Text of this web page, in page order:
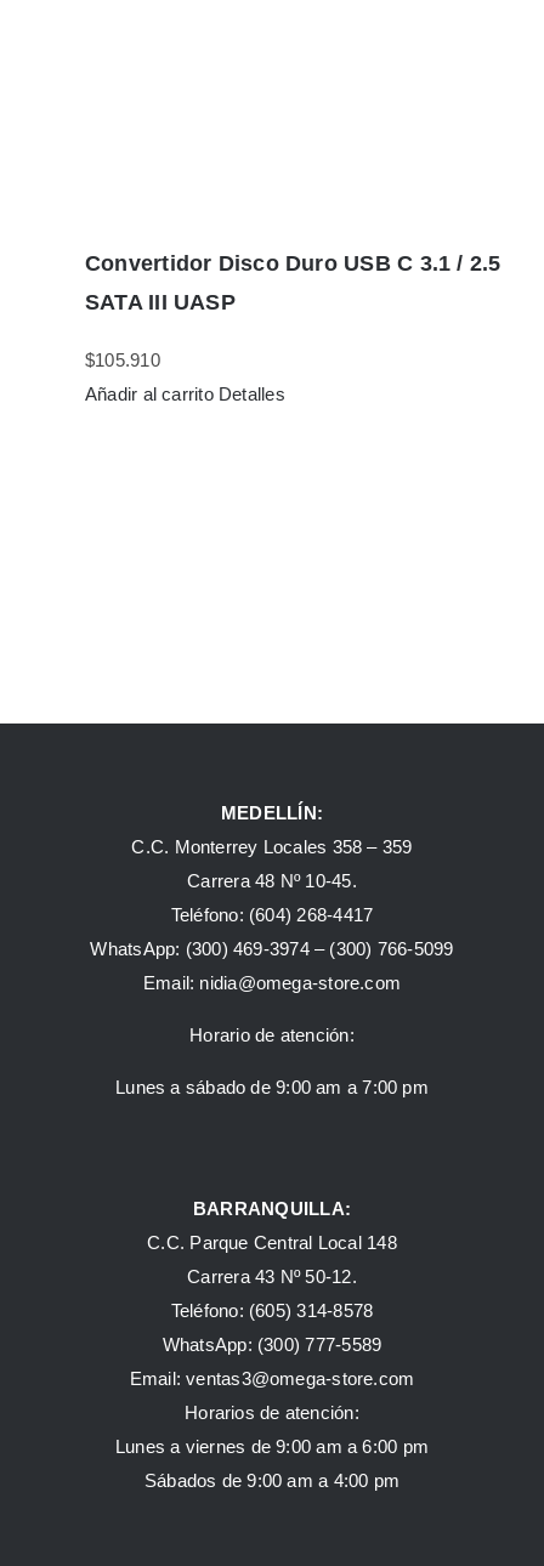
Convertidor Disco Duro USB C 3.1 / 2.5
SATA III UASP
$105.910
Añadir al carrito Detalles
MEDELLÍN:
C.C. Monterrey Locales 358 – 359
Carrera 48 Nº 10-45.
Teléfono: (604) 268-4417
WhatsApp: (300) 469-3974 – (300) 766-5099
Email: nidia@omega-store.com
Horario de atención:
Lunes a sábado de 9:00 am a 7:00 pm
BARRANQUILLA:
C.C. Parque Central Local 148
Carrera 43 Nº 50-12.
Teléfono: (605) 314-8578
WhatsApp: (300) 777-5589
Email: ventas3@omega-store.com
Horarios de atención:
Lunes a viernes de 9:00 am a 6:00 pm
Sábados de 9:00 am a 4:00 pm